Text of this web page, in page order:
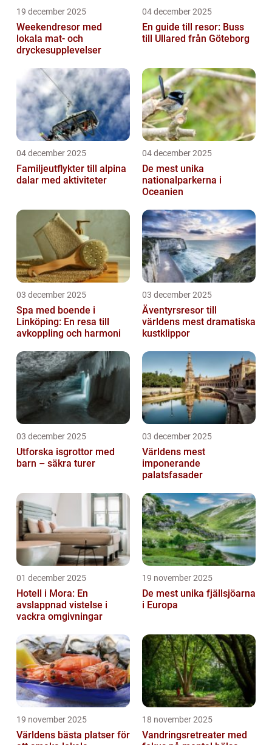
19 december 2025
Weekendresor med
lokala mat- och
dryckesupplevelser
04 december 2025
En guide till resor: Buss
till Ullared från Göteborg
04 december 2025
Familjeutflykter till alpina
dalar med aktiviteter
04 december 2025
De mest unika
nationalparkerna i
Oceanien
03 december 2025
Spa med boende i
Linköping: En resa till
avkoppling och harmoni
03 december 2025
Äventyrsresor till
världens mest dramatiska
kustklippor
03 december 2025
Utforska isgrottor med
barn – säkra turer
03 december 2025
Världens mest
imponerande
palatsfasader
01 december 2025
Hotell i Mora: En
avslappnad vistelse i
vackra omgivningar
19 november 2025
De mest unika fjällsjöarna
i Europa
19 november 2025
Världens bästa platser för
18 november 2025
Vandringsretreater med